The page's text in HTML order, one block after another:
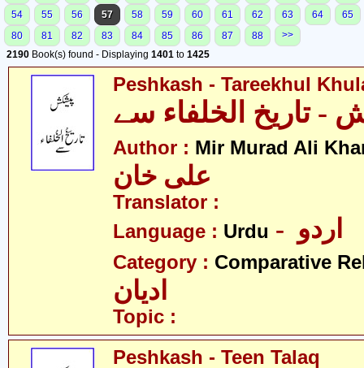
54
55 56 57 58 59 60 61 62 63 64
65
80
81 82 83 84 85 86 87 88
>>
2190 Book(s) found - Displaying 1401 to 1425
Peshkash - Tareekhul
- تاریخ الخلفاء سے
Author : Mir Murad Ali
علی خان
Translator :
Language : Urdu
Category : Comparative
ادیان
Topic :
Peshkash - Teen Talaq